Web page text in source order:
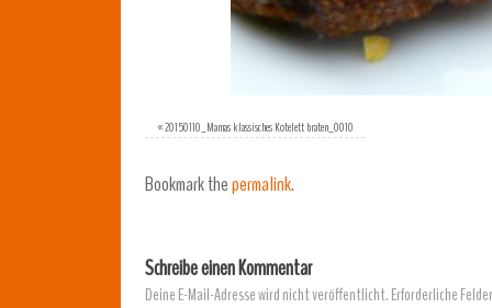
«20150110_Mamas klassisches Kotelett braten_0010
Bookmark thepermalink.
Schreibe einen Kommentar
Deine E-Mail-Adresse wird nicht veröffentlicht.Erforderliche